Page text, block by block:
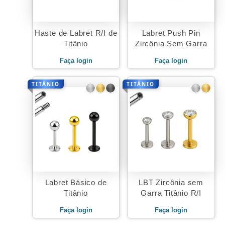
Haste de Labret R/I de
Titânio
Faça login
Labret Push Pin
Zircônia Sem Garra
Faça login
TITÂNIO
Labret Básico de
Titânio
Faça login
TITÂNIO
LBT Zircônia sem
Garra Titânio R/I
Faça login